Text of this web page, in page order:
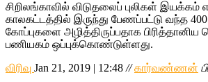
சிறிலங்காவில் விடுதலைப் புலிகள் இயக்கம்
காலகட்டத்தில் இருந்து பேணப்பட்டு வந்த
கோப்புகளை அழித்திருப்பதாக பிரித்தானிய
பணியகம் ஒப்புக்கொண்டுள்ளது.
விரிவு Jan 21, 2019 | 12:48 // கார்வண்ணன்